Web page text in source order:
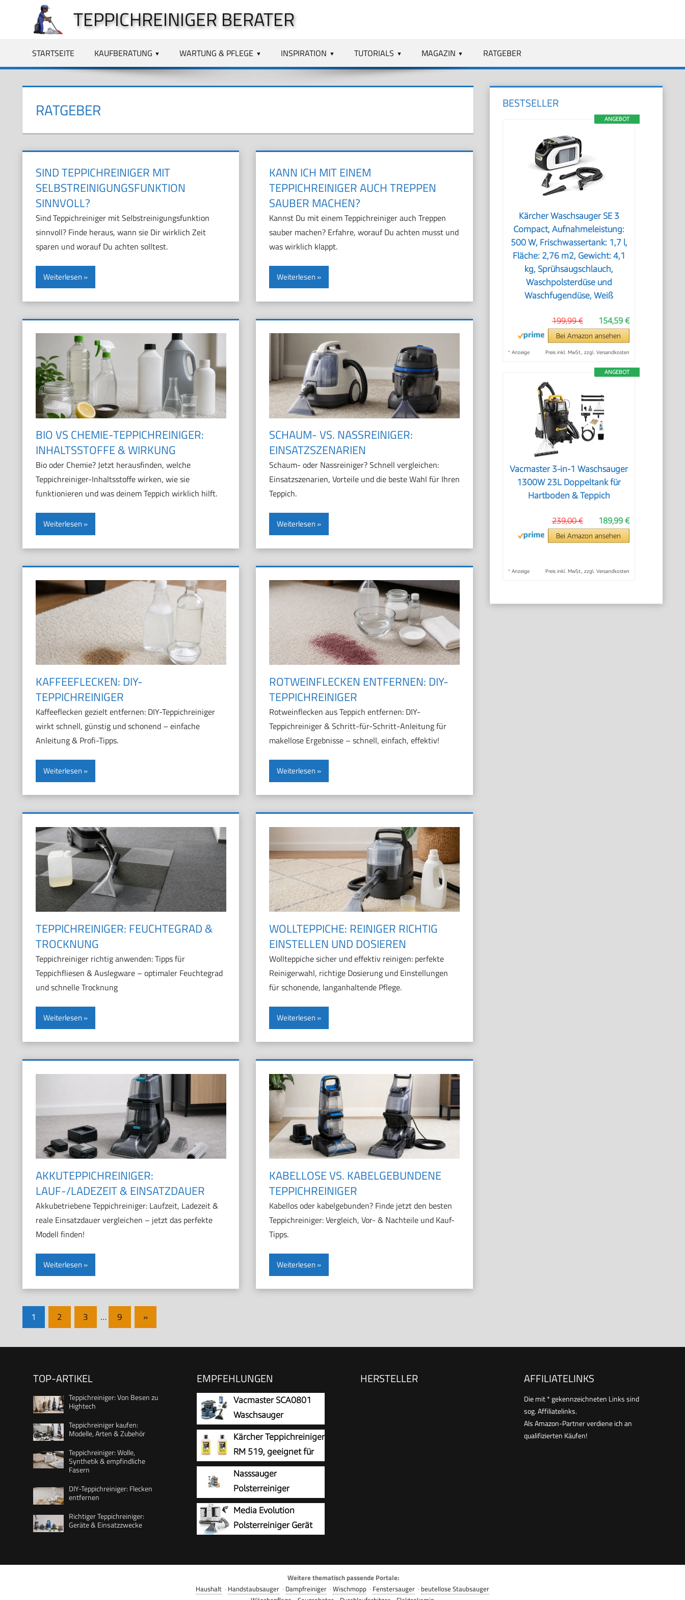
springen
TEPPICHREINIGER BERATER
STARTSEITE KAUFBERATUNG WARTUNG & PFLEGE INSPIRATION TUTORIALS MAGAZIN RATGEBER
RATGEBER
SIND TEPPICHREINIGER MIT
SELBSTREINIGUNGSFUNKTION
SINNVOLL?
Sind Teppichreiniger mit Selbstreinigungsfunktion
sinnvoll? Finde heraus, wann sie Dir wirklich Zeit
sparen und worauf Du achten solltest.
Weiterlesen
KANN ICH MIT EINEM
TEPPICHREINIGER AUCH TREPPEN
SAUBER MACHEN?
Kannst Du mit einem Teppichreiniger auch Treppen
sauber machen? Erfahre, worauf Du achten musst und
was wirklich klappt.
Weiterlesen
BIO VS CHEMIE-TEPPICHREINIGER:
INHALTSSTOFFE & WIRKUNG
Bio oder Chemie? Jetzt herausfinden, welche
Teppichreiniger-Inhaltsstoffe wirken, wie sie
funktionieren und was deinem Teppich wirklich hilft.
Weiterlesen
SCHAUM- VS. NASSREINIGER:
EINSATZSZENARIEN
Schaum- oder Nassreiniger? Schnell vergleichen:
Einsatzszenarien, Vorteile und die beste Wahl für Ihren
Teppich.
Weiterlesen
KAFFEEFLECKEN: DIY-
TEPPICHREINIGER
Kaffeeflecken gezielt entfernen: DIY-Teppichreiniger
wirkt schnell, günstig und schonend – einfache
Anleitung & Profi-Tipps.
Weiterlesen
ROTWEINFLECKEN ENTFERNEN: DIY-
TEPPICHREINIGER
Rotweinflecken aus Teppich entfernen: DIY-
Teppichreiniger & Schritt-für-Schritt-Anleitung für
makellose Ergebnisse – schnell, einfach, effektiv!
Weiterlesen
TEPPICHREINIGER: FEUCHTEGRAD &
TROCKNUNG
Teppichreiniger richtig anwenden: Tipps für
Teppichfliesen & Auslegware – optimaler Feuchtegrad
und schnelle Trocknung
Weiterlesen
WOLLTEPPICHE: REINIGER RICHTIG
EINSTELLEN UND DOSIEREN
Wollteppiche sicher und effektiv reinigen: perfekte
Reinigerwahl, richtige Dosierung und Einstellungen
für schonende, langanhaltende Pflege.
Weiterlesen
AKKUTEPPICHREINIGER:
LAUF-/LADEZEIT & EINSATZDAUER
Akkubetriebene Teppichreiniger: Laufzeit, Ladezeit &
reale Einsatzdauer vergleichen – jetzt das perfekte
Modell finden!
Weiterlesen
KABELLOSE VS. KABELGEBUNDENE
TEPPICHREINIGER
Kabellos oder kabelgebunden? Finde jetzt den besten
Teppichreiniger: Vergleich, Vor- & Nachteile und Kauf-
Tipps.
Weiterlesen
Seitennummerierung
der
1 2 3 … 9
Nächste
Beiträge
»
BESTSELLER
ANGEBOT
Kärcher Waschsauger SE 3
Compact, Aufnahmeleistung:
500 W, Frischwassertank: 1,7 l,
Fläche: 2,76 m2, Gewicht: 4,1
kg, Sprühsaugschlauch,
Waschpolsterdüse und
Waschfugendüse, Weiß
154,59 €
199,99 €
Bei Amazon ansehen
* Anzeige Preis inkl. MwSt., zzgl. Versandkosten
ANGEBOT
Vacmaster 3-in-1 Waschsauger
1300W 23L Doppeltank für
Hartboden & Teppich
189,99 €
239,00 €
Bei Amazon ansehen
* Anzeige Preis inkl. MwSt., zzgl. Versandkosten
TOP-ARTIKEL
Teppichreiniger: Von Besen zu
Hightech
Teppichreiniger kaufen:
Modelle, Arten & Zubehör
Teppichreiniger: Wolle,
Synthetik & empfindliche
Fasern
DIY-Teppichreiniger: Flecken
entfernen
Richtiger Teppichreiniger:
Geräte & Einsatzzwecke
EMPFEHLUNGEN
Vacmaster SCA0801
Waschsauger
Teppichreiniger
Fleckenreiniger für Teppiche,
Vorleger, Polster, Treppen und
Autos | Nass-Trocken-Sauger
Starke Saugkraft Wasser Waschen
Dekontamination | 800 W
Kärcher Teppichreiniger
RM 519, geeignet für
die Reinigung von
Teppichböden, Polstern,
Autositzen etc., 1l Konzentrat
ergeben verdünnt 40l
Reinigungsmittel (Packung mit 2)
Nasssauger
Polsterreiniger
Gerät,600 W– 22 kPa
Teppichreiniger Waschsauger
Media Evolution
Polsterreiniger Gerät
Teppich, Polster Autositze & Sofa
HERSTELLER AFFILIATELINKS
Die mit * gekennzeichneten Links sind
sog. Affiliatelinks.
Als Amazon-Partner verdiene ich an
qualifizierten Käufen!
Weitere thematisch passende Portale:
Haushalt · Handstaubsauger · Dampfreiniger · Wischmopp · Fenstersauger · beutellose Staubsauger